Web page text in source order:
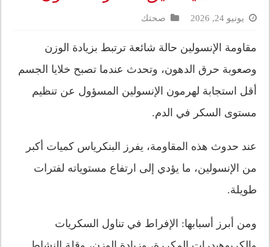
يونيو 24, 2026 صحتك
مقاومة الإنسولين حالة شائعة ترتبط بزيادة الوزن
وصعوبة حرق الدهون، وتحدث عندما تصبح خلايا الجسم
أقل استجابة لهرمون الإنسولين المسؤول عن تنظيم
مستوى السكر في الدم.
عند حدوث هذه المقاومة، يفرز البنكرياس كميات أكبر
من الإنسولين، ما يؤدي إلى ارتفاع مستوياته لفترات
طويلة.
ومن أبرز أسبابها: الإفراط في تناول السكريات